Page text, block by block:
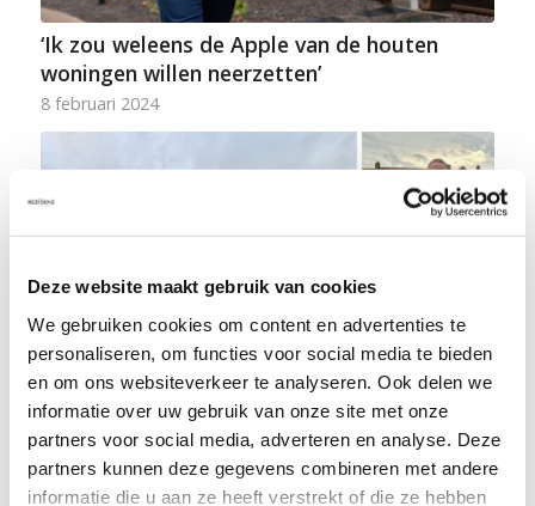
Deze website maakt gebruik van cookies
We gebruiken cookies om content en advertenties te
personaliseren, om functies voor social media te bieden
en om ons websiteverkeer te analyseren. Ook delen we
informatie over uw gebruik van onze site met onze
partners voor social media, adverteren en analyse. Deze
partners kunnen deze gegevens combineren met andere
informatie die u aan ze heeft verstrekt of die ze hebben
‘Ik zou weleens de Apple van de houten
woningen willen neerzetten’
8 februari 2024
BanBouw en Rezidenz vieren hoogste punt